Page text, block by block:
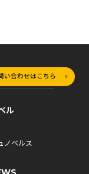
い合わせはこちら
ル
ノベルス